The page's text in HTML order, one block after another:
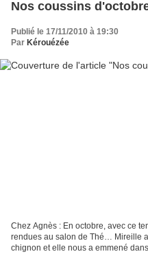
Nos coussins
Publié le 17/11/2010 à 19:30
Par Kérouézée
Chez Agnès : En octobre, avec ce
rendues au salon de Thé… Mireille
chignon et elle nous a emmené